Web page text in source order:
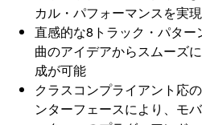
カル・パフォーマンスを実現
直感的な8トラック・パター
曲のアイデアからスムーズ
成が可能
クラスコンプライアント応
ンターフェースにより、モ